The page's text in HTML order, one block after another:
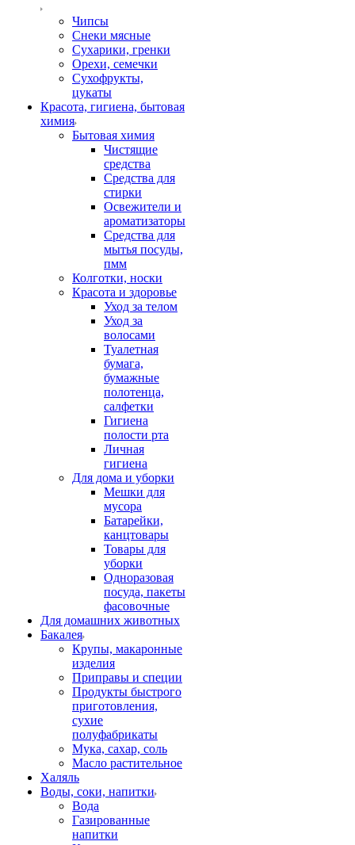
Чипсы
Снеки мясные
Сухарики, гренки
Орехи, семечки
Сухофрукты,
цукаты
Красота, гигиена, бытовая
химия
Бытовая химия
Чистящие
средства
Средства для
стирки
Освежители и
ароматизаторы
Средства для
мытья посуды,
пмм
Колготки, носки
Красота и здоровье
Уход за телом
Уход за
волосами
Туалетная
бумага,
бумажные
полотенца,
салфетки
Гигиена
полости рта
Личная
гигиена
Для дома и уборки
Мешки для
мусора
Батарейки,
канцтовары
Товары для
уборки
Одноразовая
посуда, пакеты
фасовочные
Для домашних животных
Бакалея
Крупы, макаронные
изделия
Приправы и специи
Продукты быстрого
приготовления,
сухие
полуфабрикаты
Мука, сахар, соль
Масло растительное
Халяль
Воды, соки, напитки
Вода
Газированные
напитки